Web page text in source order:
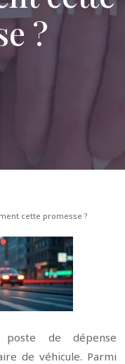
?
cette promesse ?
poste de dépense
de véhicule. Parmi